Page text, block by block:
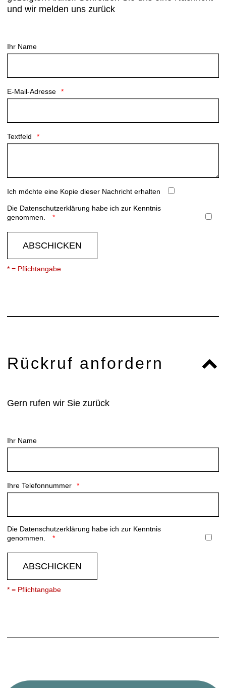
und wir melden uns zurück
Ihr Name
E-Mail-Adresse
Textfeld
Ich möchte eine Kopie dieser Nachricht erhalten
Die Datenschutzerklärung habe ich zur Kenntnis
genommen.
ABSCHICKEN
* = Pflichtangabe
Rückruf anfordern
Gern rufen wir Sie zurück
Ihr Name
Ihre Telefonnummer
Die Datenschutzerklärung habe ich zur Kenntnis
genommen.
ABSCHICKEN
* = Pflichtangabe